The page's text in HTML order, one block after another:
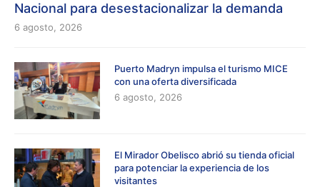
Nacional para desestacionalizar la demanda
6 agosto, 2026
Puerto Madryn impulsa el turismo MICE
con una oferta diversificada
6 agosto, 2026
El Mirador Obelisco abrió su tienda oficial
para potenciar la experiencia de los
visitantes